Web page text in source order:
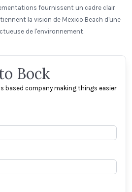
fournissent un cadre clair
la vision de Mexico Beach d'une
de l'environnement.
Bock
based company making things easier